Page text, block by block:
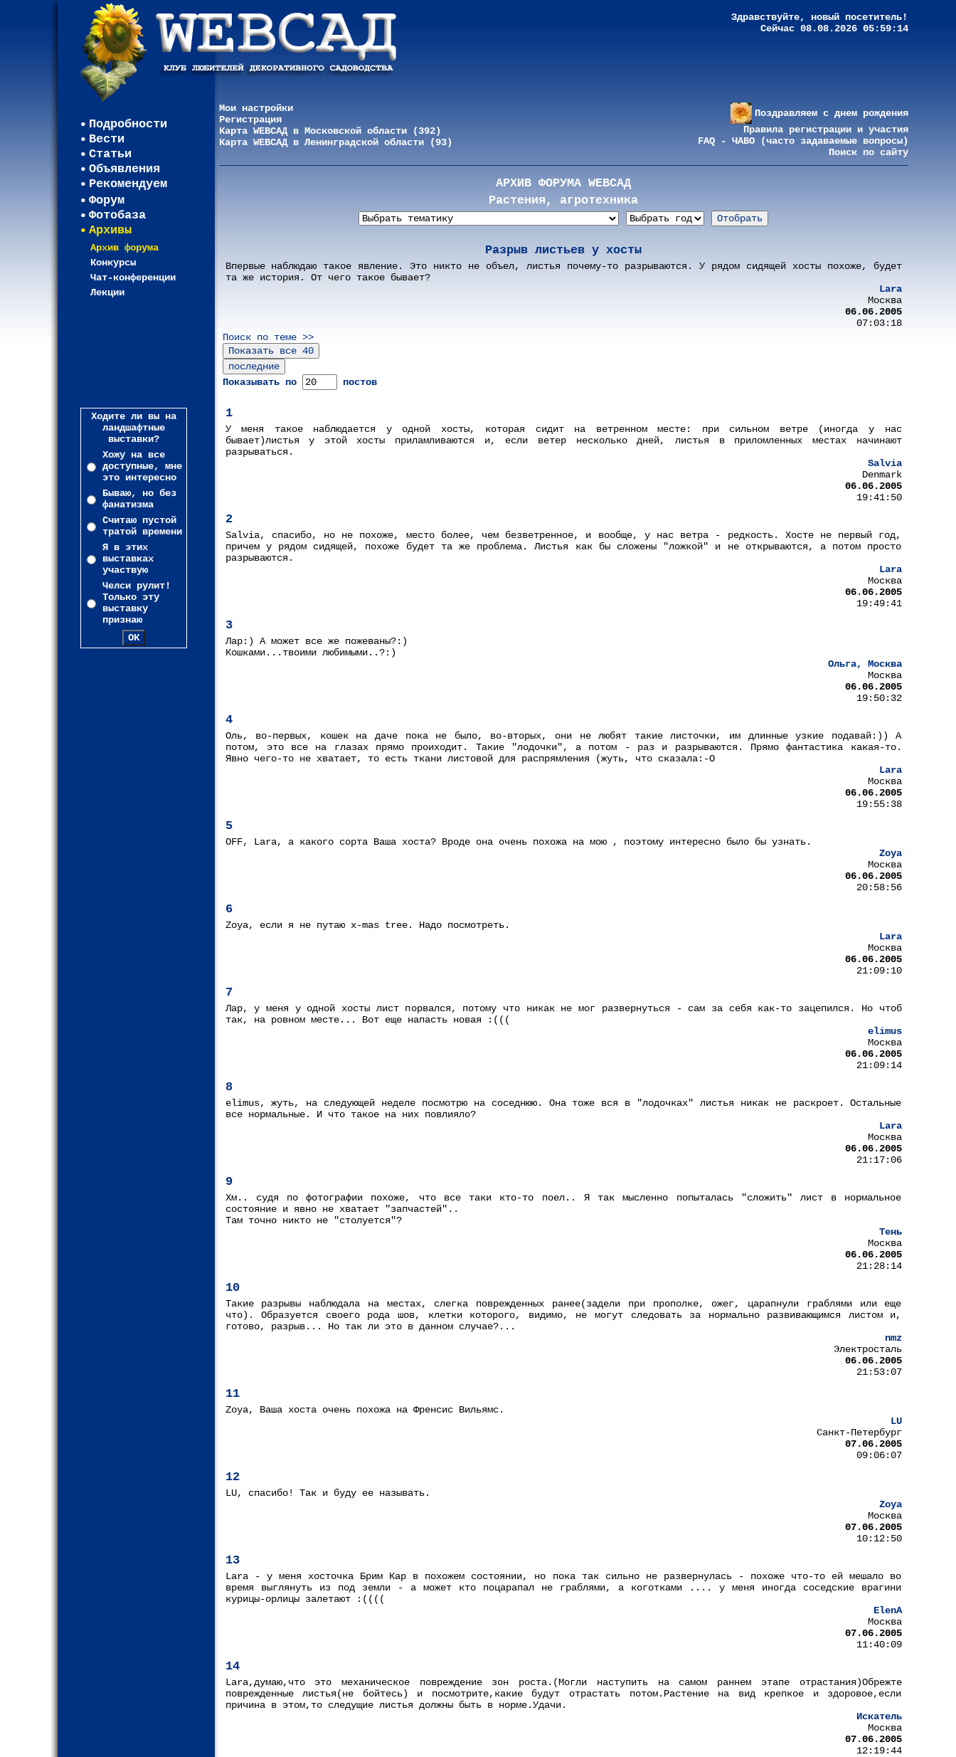
Здравствуйте, новый посетитель!
Сейчас 08.08.2026 05:59:14
Подробности
Вести
Статьи
Объявления
Рекомендуем
Форум
Фотобаза
Архивы
Архив форума
Конкурсы
Чат-конференции
Лекции
Ходите ли вы на
ландшафтные
выставки?
Хожу на все
доступные, мне
это интересно
Бываю, но без
фанатизма
Считаю пустой
тратой времени
Я в этих
выставках
участвую
Челси рулит!
Только эту
выставку
признаю
Мои настройки
Регистрация
Карта WEBСАД в Московской области (392)
Карта WEBСАД в Ленинградской области (93)
Поздравляем с днем рождения
Правила регистрации и участия
FAQ - ЧАВО (часто задаваемые вопросы)
Поиск по сайту
АРХИВ ФОРУМА WEBСАД
Растения, агротехника
Разрыв листьев у хосты
Впервые наблюдаю такое явление. Это никто не объел, листья почему-то разрываются. У рядом сидящей хосты похоже, будет
та же история. От чего такое бывает?
Lara
Москва
06.06.2005
07:03:18
Поиск по теме >>
Показывать по постов
1
У меня такое наблюдается у одной хосты, которая сидит на ветренном месте: при сильном ветре (иногда у нас
бывает)листья у этой хосты приламливаются и, если ветер несколько дней, листья в приломленных местах начинают
разрываться.
Salvia
Denmark
06.06.2005
19:41:50
2
Salvia, cпасибо, но не похоже, место более, чем безветренное, и вообще, у нас ветра - редкость. Хосте не первый год,
причем у рядом сидящей, похоже будет та же проблема. Листья как бы сложены "ложкой" и не открываются, а потом просто
разрываются.
Lara
Москва
06.06.2005
19:49:41
3
Лар:) А может все же пожеваны?:)
Кошками...твоими любимыми..?:)
Ольга, Москва
Москва
06.06.2005
19:50:32
4
Оль, во-первых, кошек на даче пока не было, во-вторых, они не любят такие листочки, им длинные узкие подавай:)) А
потом, это все на глазах прямо проиходит. Такие "лодочки", а потом - раз и разрываются. Прямо фантастика какая-то.
Явно чего-то не хватает, то есть ткани листовой для распрямления (жуть, что сказала:-О
Lara
Москва
06.06.2005
19:55:38
5
OFF, Lara, а какого сорта Ваша хоста? Вроде она очень похожа на мою , поэтому интересно было бы узнать.
Zoya
Москва
06.06.2005
20:58:56
6
Zoya, если я не путаю х-mas tree. Надо посмотреть.
Lara
Москва
06.06.2005
21:09:10
7
Лар, у меня у одной хосты лист порвался, потому что никак не мог развернуться - сам за себя как-то зацепился. Но чтоб
так, на ровном месте... Вот еще напасть новая :(((
elimus
Москва
06.06.2005
21:09:14
8
elimus, жуть, на следующей неделе посмотрю на соседнюю. Она тоже вся в "лодочках" листья никак не раскроет. Остальные
все нормальные. И что такое на них повлияло?
Lara
Москва
06.06.2005
21:17:06
9
Хм.. судя по фотографии похоже, что все таки кто-то поел.. Я так мысленно попыталась "сложить" лист в нормальное
состояние и явно не хватает "запчастей"..
Там точно никто не "столуется"?
Тень
Москва
06.06.2005
21:28:14
10
Такие разрывы наблюдала на местах, слегка поврежденных ранее(задели при прополке, ожег, царапнули граблями или еще
что). Образуется своего рода шов, клетки которого, видимо, не могут следовать за нормально развивающимся листом и,
готово, разрыв... Но так ли это в данном случае?...
nmz
Электросталь
06.06.2005
21:53:07
11
Zoya, Ваша хоста очень похожа на Френсис Вильямс.
LU
Санкт-Петербург
07.06.2005
09:06:07
12
LU, спасибо! Так и буду ее называть.
Zoya
Москва
07.06.2005
10:12:50
13
Lara - у меня хосточка Брим Кар в похожем состоянии, но пока так сильно не развернулась - похоже что-то ей мешало во
время выглянуть из под земли - а может кто поцарапал не граблями, а коготками .... у меня иногда соседские врагини
курицы-орлицы залетают :((((
ElenA
Москва
07.06.2005
11:40:09
14
Lara,думаю,что это механическое повреждение зон роста.(Могли наступить на самом раннем этапе отрастания)Обрежте
поврежденные листья(не бойтесь) и посмотрите,какие будут отрастать потом.Растение на вид крепкое и здоровое,если
причина в этом,то следущие листья должны быть в норме.Удачи.
Искатель
Москва
07.06.2005
12:19:44